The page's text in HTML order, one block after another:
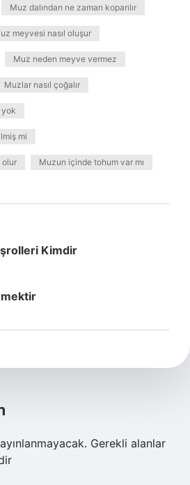
Muz dalından ne zaman koparılır
meyvesi nasıl oluşur
Muz neden meyve vermez
Muzlar nasıl çoğalır
mi
olur Muzun içinde tohum var mı
Kimdir
Gerekli alanlar